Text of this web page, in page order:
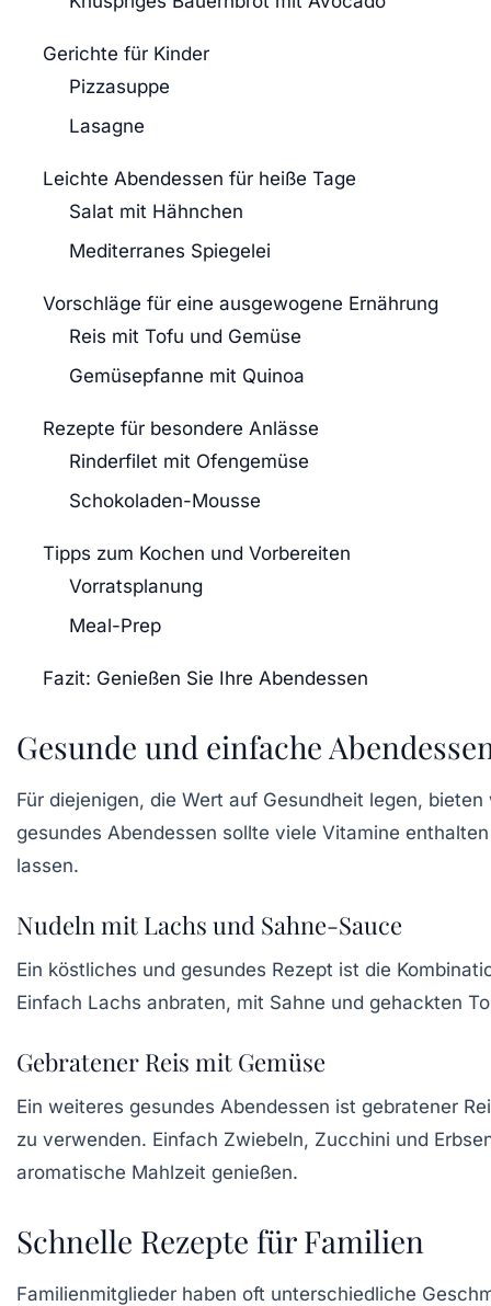
Gerichte für Kinder
Pizzasuppe
Lasagne
Leichte Abendessen für heiße Tage
Salat mit Hähnchen
Mediterranes Spiegelei
Vorschläge für eine ausgewogene Ernährung
Reis mit Tofu und Gemüse
Gemüsepfanne mit Quinoa
Rezepte für besondere Anlässe
Rinderfilet mit Ofengemüse
Schokoladen-Mousse
Tipps zum Kochen und Vorbereiten
Vorratsplanung
Meal-Prep
Fazit: Genießen Sie Ihre Abendessen
Gesunde und einfache
Für diejenigen, die Wert auf Gesundheit legen,
gesundes Abendessen sollte viele Vitamine
lassen.
Nudeln mit Lachs und Sahne-Sauce
Ein köstliches und gesundes Rezept ist die
Einfach Lachs anbraten, mit Sahne und gehackten
Gebratener Reis mit Gemüse
Ein weiteres gesundes Abendessen ist gebratener
zu verwenden. Einfach Zwiebeln, Zucchini und
aromatische Mahlzeit genießen.
Schnelle Rezepte für Familien
Familienmitglieder haben oft unterschiedliche